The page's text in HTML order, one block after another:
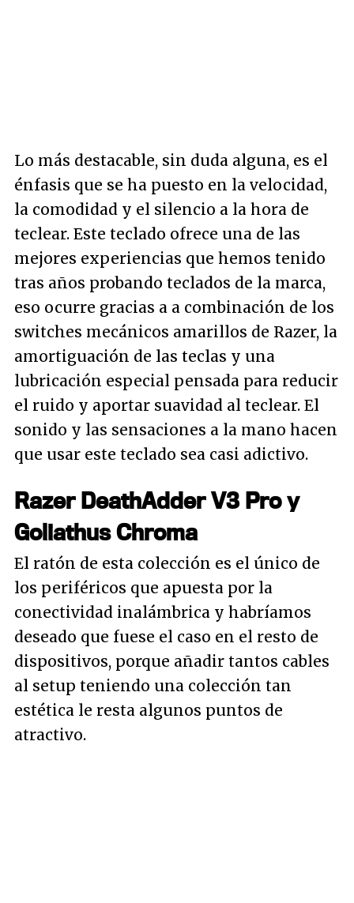
Lo más destacable, sin duda alguna, es el
énfasis que se ha puesto en la velocidad,
la comodidad y el silencio a la hora de
teclear. Este teclado ofrece una de las
mejores experiencias que hemos tenido
tras años probando teclados de la marca,
eso ocurre gracias a a combinación de los
switches mecánicos amarillos de Razer, la
amortiguación de las teclas y una
lubricación especial pensada para reducir
el ruido y aportar suavidad al teclear. El
sonido y las sensaciones a la mano hacen
que usar este teclado sea casi adictivo.
Razer DeathAdder V3 Pro y
Goliathus Chroma
El ratón de esta colección es el único de
los periféricos que apuesta por la
conectividad inalámbrica y habríamos
deseado que fuese el caso en el resto de
dispositivos, porque añadir tantos cables
al setup teniendo una colección tan
estética le resta algunos puntos de
atractivo.